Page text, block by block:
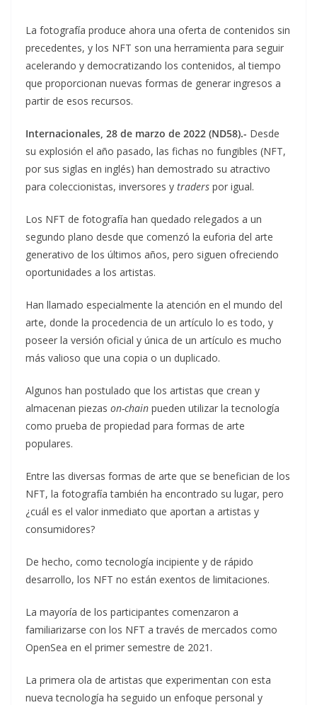
La fotografía produce ahora una oferta de contenidos sin
precedentes, y los NFT son una herramienta para seguir
acelerando y democratizando los contenidos, al tiempo
que proporcionan nuevas formas de generar ingresos a
partir de esos recursos.
Internacionales, 28 de marzo de 2022 (ND58).- Desde
su explosión el año pasado, las fichas no fungibles (NFT,
por sus siglas en inglés) han demostrado su atractivo
para coleccionistas, inversores y traders por igual.
Los NFT de fotografía han quedado relegados a un
segundo plano desde que comenzó la euforia del arte
generativo de los últimos años, pero siguen ofreciendo
oportunidades a los artistas.
Han llamado especialmente la atención en el mundo del
arte, donde la procedencia de un artículo lo es todo, y
poseer la versión oficial y única de un artículo es mucho
más valioso que una copia o un duplicado.
Algunos han postulado que los artistas que crean y
almacenan piezas on-chain pueden utilizar la tecnología
como prueba de propiedad para formas de arte
populares.
Entre las diversas formas de arte que se benefician de los
NFT, la fotografía también ha encontrado su lugar, pero
¿cuál es el valor inmediato que aportan a artistas y
consumidores?
De hecho, como tecnología incipiente y de rápido
desarrollo, los NFT no están exentos de limitaciones.
La mayoría de los participantes comenzaron a
familiarizarse con los NFT a través de mercados como
OpenSea en el primer semestre de 2021.
La primera ola de artistas que experimentan con esta
nueva tecnología ha seguido un enfoque personal y